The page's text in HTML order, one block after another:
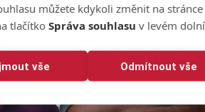
můžete kdykoli změnit na stránce
tlačítkoSpráva souhlasu v levém
vše Odmítnout vše